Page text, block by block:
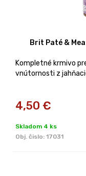
Brit Paté &
Kompletné krmivo
vnútornosti z
4,50 €
Skladom 4 ks
Obj. čislo: 17031